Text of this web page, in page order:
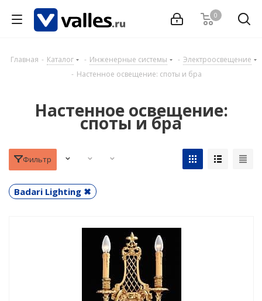
0
Главная - Каталог - Инженерные системы - Электроосвещение
- Настенное освещение: споты и бра
Настенное освещение:
споты и бра
Фильтр
Badari Lighting ✖